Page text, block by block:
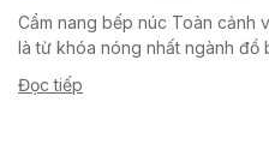
Cẩm nang bếp núc Toàn cảnh
là từ khóa nóng nhất ngành đồ
chảo titanium là gì,...
Đọc tiếp